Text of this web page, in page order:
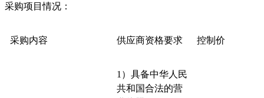
采购项目情况：
采购内容 供应商资格要求 控制价
1）具备中华人民
共和国合法的营